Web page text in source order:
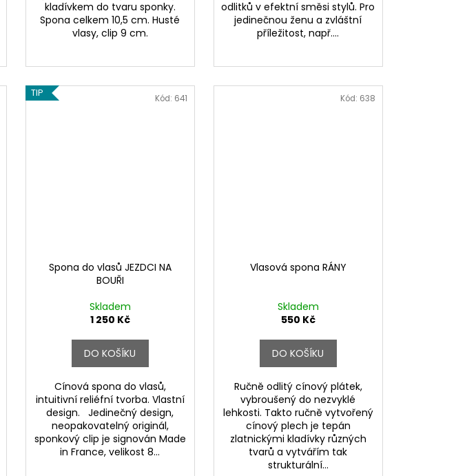
kladívkem do tvaru sponky.
Spona celkem 10,5 cm. Husté
vlasy, clip 9 cm.
odlitků v efektní směsi stylů. Pro
jedinečnou ženu a zvláštní
příležitost, např....
TIP
Spona do vlasů JEZDCI NA
BOUŘI
Skladem
1 250 Kč
DO KOŠÍKU
Cínová spona do vlasů,
intuitivní reliéfní tvorba. Vlastní
design. Jedinečný design,
neopakovatelný originál,
sponkový clip je signován Made
in France, velikost 8...
Kód: 641
Vlasová spona RÁNY
Skladem
550 Kč
DO KOŠÍKU
Ručně odlitý cínový plátek,
vybroušený do nezvyklé
lehkosti. Takto ručně vytvořený
cínový plech je tepán
zlatnickými kladívky různých
tvarů a vytvářím tak
strukturální...
Kód: 638